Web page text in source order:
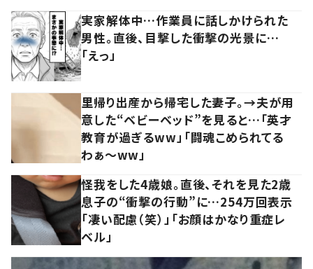
実家解体中…作業員に話しかけられた
男性。直後、目撃した衝撃の光景に…
「えっ」
里帰り出産から帰宅した妻子。→夫が用
意した“ベビーベッド”を見ると…「英才
教育が過ぎるww」「闘魂こめられてる
わぁ～ww」
怪我をした4歳娘。直後、それを見た2歳
息子の“衝撃の行動”に…254万回表示
「凄い配慮（笑）」「お顔はかなり重症レ
ベル」